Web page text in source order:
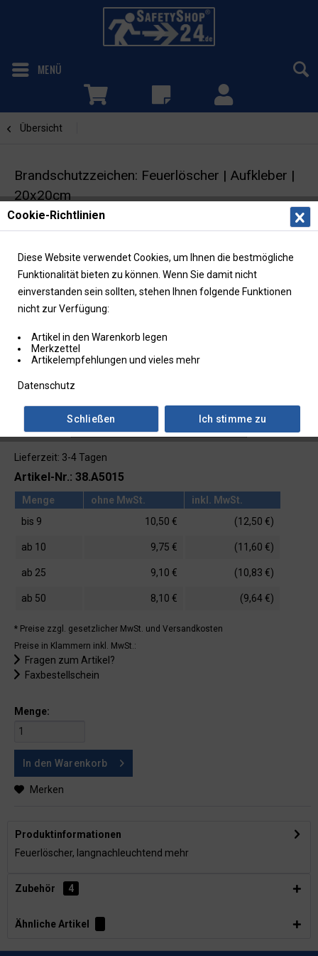
MENÜ
Übersicht
Brandschutzzeichen: Feuerlöscher | Aufkleber |
20x20cm
Lieferzeit: 3-4 Tagen
Artikel-Nr.: 38.A5015
Menge ohne MwSt.
inkl. MwSt.
bis 9 10,50 € (12,50 €)
ab 10 9,75 € (11,60 €)
ab 25 9,10 € (10,83 €)
ab 50 8,10 € (9,64 €)
* Preise zzgl. gesetzlicher MwSt. und Versandkosten
Preise in Klammern inkl. MwSt.:
Fragen zum Artikel?
Faxbestellschein
Menge:
In den Warenkorb
Merken
Produktinformationen
Feuerlöscher, langnachleuchtend mehr
Zubehör 4
Ähnliche Artikel
Cookie-Richtlinien
Diese Website verwendet Cookies, um Ihnen die bestmögliche
Funktionalität bieten zu können. Wenn Sie damit nicht
einverstanden sein sollten, stehen Ihnen folgende Funktionen
nicht zur Verfügung:
Artikel in den Warenkorb legen
Merkzettel
Artikelempfehlungen und vieles mehr
Datenschutz
Ich stimme zu
Schließen